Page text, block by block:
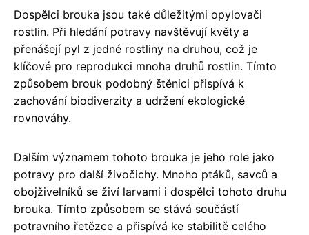
Dospělci brouka jsou také důležitými opylovači
rostlin. Při hledání potravy navštěvují květy a
přenášejí pyl z jedné rostliny na druhou, což je
klíčové pro reprodukci mnoha druhů rostlin. Tímto
způsobem brouk podobný štěnici přispívá k
zachování biodiverzity a udržení ekologické
rovnováhy.
Dalším významem tohoto brouka je jeho role jako
potravy pro další živočichy. Mnoho ptáků, savců a
obojživelníků se živí larvami i dospělci tohoto druhu
brouka. Tímto způsobem se stává součástí
potravního řetězce a přispívá ke stabilitě celého